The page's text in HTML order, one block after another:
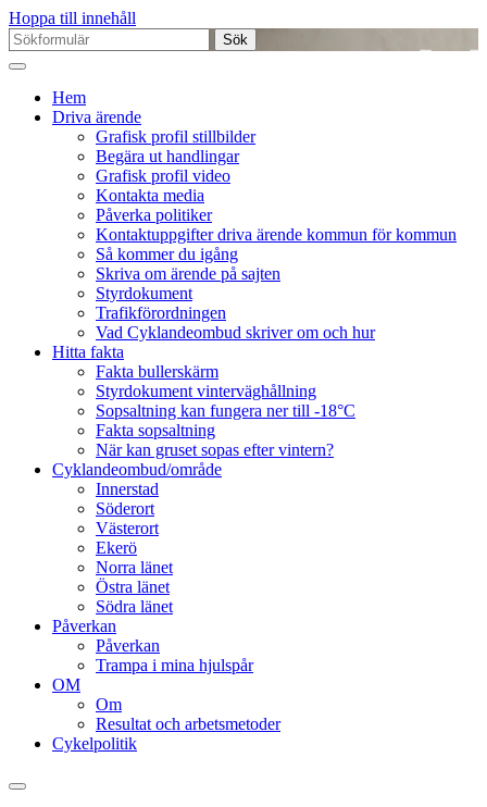
Hoppa till innehåll
Sök
efter:
Hem
Driva ärende
Grafisk profil stillbilder
Begära ut handlingar
Grafisk profil video
Kontakta media
Påverka politiker
Kontaktuppgifter driva ärende kommun för kommun
Så kommer du igång
Skriva om ärende på sajten
Styrdokument
Trafikförordningen
Vad Cyklandeombud skriver om och hur
Hitta fakta
Fakta bullerskärm
Styrdokument vinterväghållning
Sopsaltning kan fungera ner till -18°C
Fakta sopsaltning
När kan gruset sopas efter vintern?
Cyklandeombud/område
Innerstad
Söderort
Västerort
Ekerö
Norra länet
Östra länet
Södra länet
Påverkan
Påverkan
Trampa i mina hjulspår
OM
Om
Resultat och arbetsmetoder
Cykelpolitik
Slå